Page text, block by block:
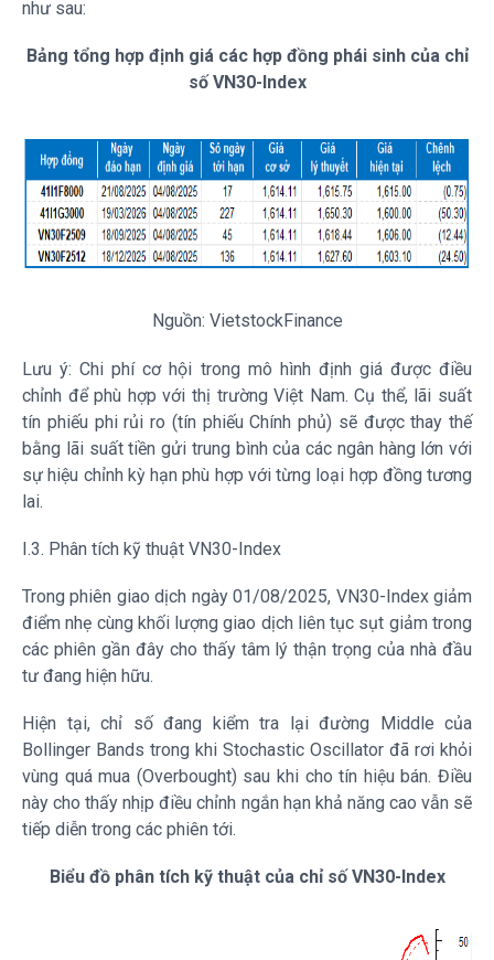
như sau:
Bảng tổng hợp định giá các hợp đồng phái sinh của chỉ
sốVN30-Index
Nguồn: VietstockFinance
Lưu ý: Chi phí cơ hội trong mô hình định giá được điều
chỉnh để phù hợp với thị trường Việt Nam. Cụ thể, lãi suất
tín phiếu phi rủi ro (tín phiếu Chính phủ) sẽ được thay thế
bằng lãi suất tiền gửi trung bình của các ngân hàng lớn với
sự hiệu chỉnh kỳ hạn phù hợp với từng loại hợp đồng tương
lai.
I.3. Phân tích kỹ thuật VN30-Index
Trong phiên giao dịch ngày 01/08/2025, VN30-Indexgiảm
điểm nhẹ cùng khối lượng giao dịch liên tục sụt giảm trong
các phiên gần đây cho thấy tâm lý thận trọng của nhà đầu
tư đang hiện hữu.
Hiện tại, chỉ số đang kiểm tra lại đường Middle của
Bollinger Bands trong khi Stochastic Oscillator đã rơi khỏi
vùng quá mua (Overbought) sau khi cho tín hiệu bán. Điều
này cho thấy nhịp điều chỉnh ngắn hạn khả năng cao vẫn sẽ
tiếp diễn trong các phiên tới.
Biểu đồ phân tích kỹ thuật của chỉ số VN30-Index